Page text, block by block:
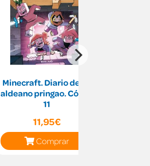
Minecraft. Diario de un
aldeano pringao. Cómic
11
11,95€
Comprar